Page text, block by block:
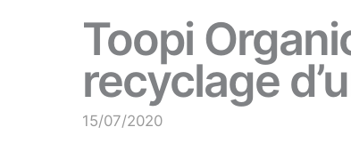
Toopi
recyclage
15/07/2020